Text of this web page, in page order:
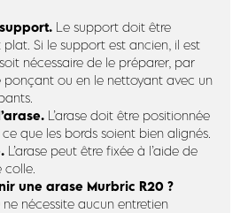
Le support doit être
plat. Si le support est ancien, il est
nécessaire de le préparer, par
ponçant ou en le nettoyant avec un
L’arase doit être positionnée
que les bords soient bien alignés.
L’arase peut être fixée à l’aide de
une arase Murbric R20 ?
ne nécessite aucun entretien